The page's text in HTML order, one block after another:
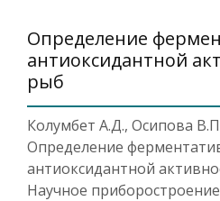
Определение
антиоксидантной
рыб
Колумбет А.Д., Осипова
Определение
антиоксидантной
Научное